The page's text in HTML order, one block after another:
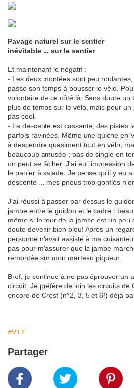
Pavage naturel sur
inévitable ... sur le sentier
Et maintenant le négatif :
- Les deux montées sont peu
passe son temps à pousser le vélo.
volontaire de ce côté là. Sans doute un
plus de temps sur le vélo, mais pour
pas cool.
- La descente est cassante, des pistes
parfois ravinées. Même une quiche en
à descendre quasiment tout en vélo,
beaucoup amusée ; pas de single en
on peut se lâcher. J'ai eu l'impression
le panier à salade. Je pense qu'il y en
descente ... mes pneus trop gonflés
J'ai réussi à passer par dessus le
jambe entre le guidon et le cadre :
même si le tour de la jambe est un peu
doute devenir bien bleu! Après un
personne n'avait assisté à ma cuisante
pas pour m'assurer que la jambe
remontée sur mon marteau piqueur.
Bref, je continue à ne pas éprouver un
circuit. Je préfère de loin les circuits de
encore de Crest (n°2, 3, 5 et 6!) déjà
#VTT
Partager